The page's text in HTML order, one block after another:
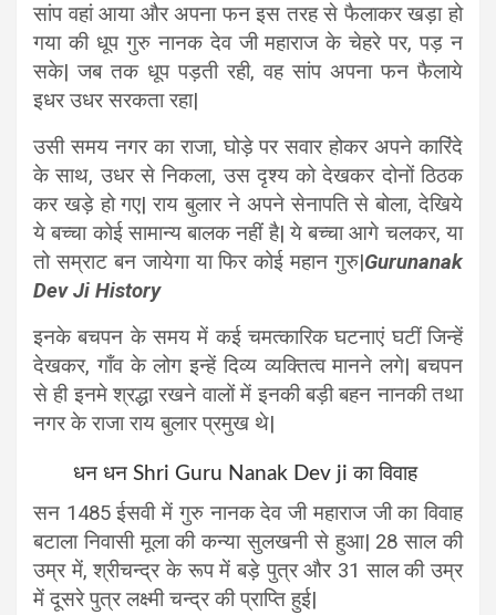
सांप वहां आया और अपना फन इस तरह से फैलाकर खड़ा हो
गया की धूप गुरु नानक देव जी महाराज के चेहरे पर, पड़ न
सके| जब तक धूप पड़ती रही, वह सांप अपना फन फैलाये
इधर उधर सरकता रहा|
उसी समय नगर का राजा, घोड़े पर सवार होकर अपने कारिंदे
के साथ, उधर से निकला, उस दृश्य को देखकर दोनों ठिठक
कर खड़े हो गए| राय बुलार ने अपने सेनापति से बोला, देखिये
ये बच्चा कोई सामान्य बालक नहीं है| ये बच्चा आगे चलकर, या
तो सम्राट बन जायेगा या फिर कोई महान गुरु|Gurunanak
Dev Ji History
इनके बचपन के समय में कई चमत्कारिक घटनाएं घटीं जिन्हें
देखकर, गाँव के लोग इन्हें दिव्य व्यक्तित्व मानने लगे| बचपन
से ही इनमे श्रद्धा रखने वालों में इनकी बड़ी बहन नानकी तथा
नगर के राजा राय बुलार प्रमुख थे|
धन धन Shri Guru Nanak Dev ji का विवाह
सन 1485 ईसवी में गुरु नानक देव जी महाराज जी का विवाह
बटाला निवासी मूला की कन्या सुलखनी से हुआ| 28 साल की
उम्र में, श्रीचन्द्र के रूप में बड़े पुत्र और 31 साल की उम्र
में दूसरे पुत्र लक्ष्मी चन्द्र की प्राप्ति हुई|